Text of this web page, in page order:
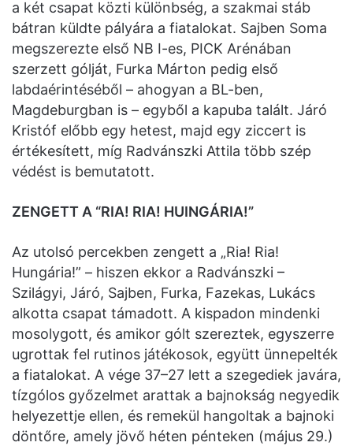
a két csapat közti különbség, a szakmai stáb
bátran küldte pályára a fiatalokat. Sajben Soma
megszerezte első NB I-es, PICK Arénában
szerzett gólját, Furka Márton pedig első
labdaérintéséből – ahogyan a BL-ben,
Magdeburgban is – egyből a kapuba talált. Járó
Kristóf előbb egy hetest, majd egy ziccert is
értékesített, míg Radvánszki Attila több szép
védést is bemutatott.
ZENGETT A “RIA! RIA! HUINGÁRIA!”
Az utolsó percekben zengett a „Ria! Ria!
Hungária!” – hiszen ekkor a Radvánszki –
Szilágyi, Járó, Sajben, Furka, Fazekas, Lukács
alkotta csapat támadott. A kispadon mindenki
mosolygott, és amikor gólt szereztek, egyszerre
ugrottak fel rutinos játékosok, együtt ünnepelték
a fiatalokat. A vége 37–27 lett a szegediek javára,
tízgólos győzelmet arattak a bajnokság negyedik
helyezettje ellen, és remekül hangoltak a bajnoki
döntőre, amely jövő héten pénteken (május 29.)